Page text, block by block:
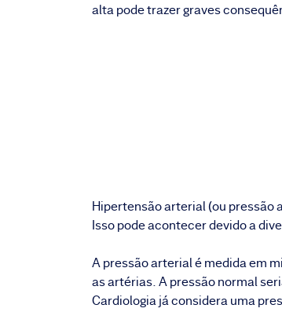
alta pode trazer graves
Hipertensão arterial (ou pressão
Isso pode acontecer devido a
A pressão arterial é medida em
as artérias. A pressão normal
Cardiologia já considera uma